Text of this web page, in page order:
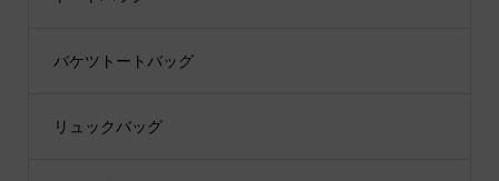
バケツトートバッグ
リュックバッグ